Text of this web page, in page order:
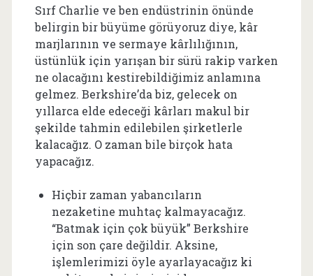
Sırf Charlie ve ben endüstrinin önünde
belirgin bir büyüme görüyoruz diye, kâr
marjlarının ve sermaye kârlılığının,
üstünlük için yarışan bir sürü rakip varken
ne olacağını kestirebildiğimiz anlamına
gelmez. Berkshire’da biz, gelecek on
yıllarca elde edeceği kârları makul bir
şekilde tahmin edilebilen şirketlerle
kalacağız. O zaman bile birçok hata
yapacağız.
Hiçbir zaman yabancıların
nezaketine muhtaç kalmayacağız.
“Batmak için çok büyük” Berkshire
için son çare değildir. Aksine,
işlemlerimizi öyle ayarlayacağız ki